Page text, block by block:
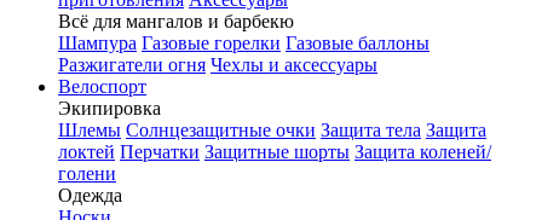
Всё для мангалов и барбекю
Шампура Газовые горелки Газовые баллоны
Разжигатели огня Чехлы и аксессуары
Велоспорт
Экипировка
Шлемы Солнцезащитные очки Защита тела Защита
локтей Перчатки Защитные шорты Защита коленей/
голени
Одежда